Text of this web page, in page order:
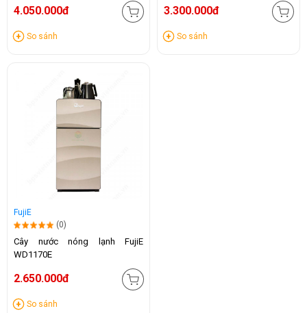
4.050.000đ
So sánh
3.300.000đ
So sánh
FujiE
(0)
Cây nước nóng lạnh FujiE
WD1170E
2.650.000đ
So sánh